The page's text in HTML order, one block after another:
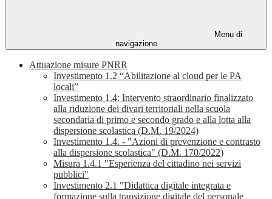
Menu di
navigazione
Attuazione misure PNRR
Investimento 1.2 “Abilitazione al cloud per le PA
locali”
Investimento 1.4: Intervento straordinario finalizzato
alla riduzione dei divari territoriali nella scuola
secondaria di primo e secondo grado e alla lotta alla
dispersione scolastica (D.M. 19/2024)
Investimento 1.4. - "Azioni di prevenzione e contrasto
alla dispersione scolastica" (D.M. 170/2022)
Misura 1.4.1 "Esperienza del cittadino nei servizi
pubblici"
Investimento 2.1 "Didattica digitale integrata e
formazione sulla transizione digitale del personale